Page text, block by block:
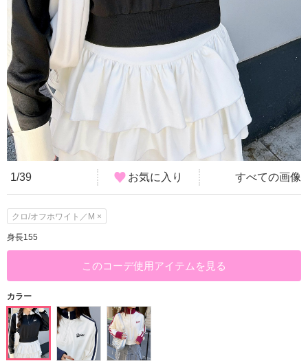
1/39 お気に入り すべての画像
クロ/オフホワイト／M ×
身長155
このコーデ使用アイテムを見る
カラー